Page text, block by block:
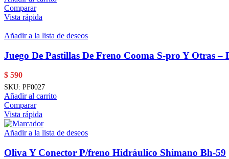
Comparar
Vista rápida
Añadir a la lista de deseos
Juego De Pastillas De Freno Cooma S-pro Y Otras –
$ 590
SKU: PF0027
Añadir al carrito
Comparar
Vista rápida
Añadir a la lista de deseos
Oliva Y Conector P/freno Hidráulico Shimano Bh-59